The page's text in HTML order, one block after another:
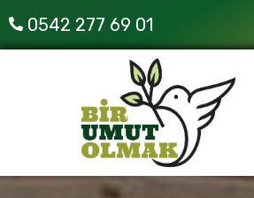
0542 277 69 01